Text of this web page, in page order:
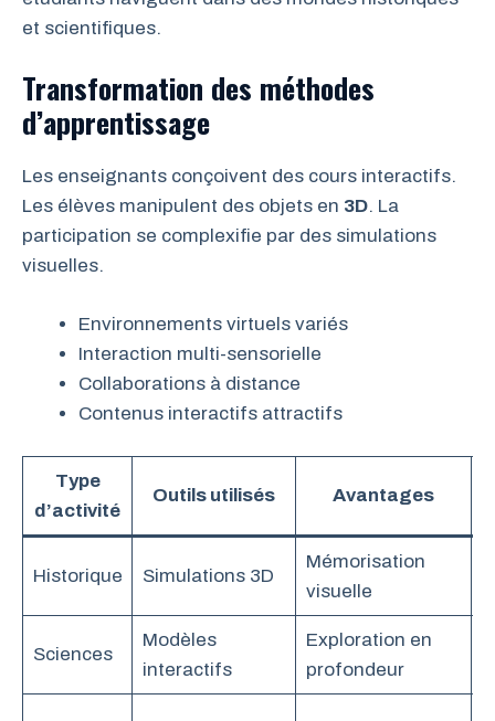
et scientifiques.
Transformation des méthodes
d’apprentissage
Les enseignants conçoivent des cours interactifs.
Les élèves manipulent des objets en 3D. La
participation se complexifie par des simulations
visuelles.
Environnements virtuels variés
Interaction multi-sensorielle
Collaborations à distance
Contenus interactifs attractifs
Type
d’activité
Outils utilisés Avantages
Historique Simulations 3D
Mémorisation
visuelle
Sciences
Modèles
interactifs
Exploration en
profondeur